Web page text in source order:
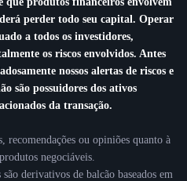
perder todo seu capital. Operar
a todos os investidores,
os riscos envolvidos. Antes
nossos alertas de riscos e
são possuidores dos ativos
da transação.
recomendações ou opiniões quanto à
negociáveis.
derivativos de balcão baseados em